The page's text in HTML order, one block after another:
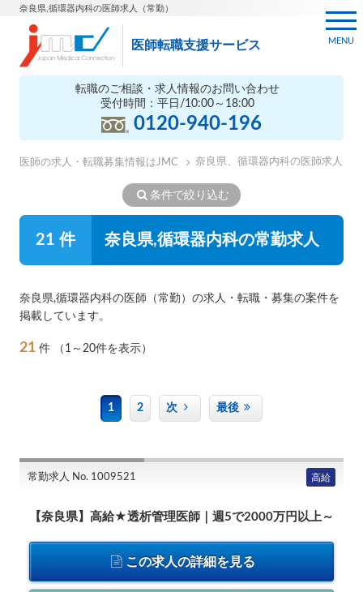
奈良県,循環器内科の医師求人（常勤）
医師転職支援サービス
転職のご相談・求人情報のお問い合わせ
受付時間：平日/10:00～18:00
0120-940-196
MENU
医師の求人・転職募集情報はJMC 奈良県、循環器内科の医師求人
条件で絞り込む
21 件 奈良県,循環器内科の常勤求人
奈良県,循環器内科の医師（常勤）の求人・転職・募集の案件を
掲載しています。
21 件 （1～20件を表示）
1 2 次 最後
常勤求人 No. 1009521 高給
【奈良県】高給★透析管理医師｜週5で2000万円以上～
この求人の詳細を見る